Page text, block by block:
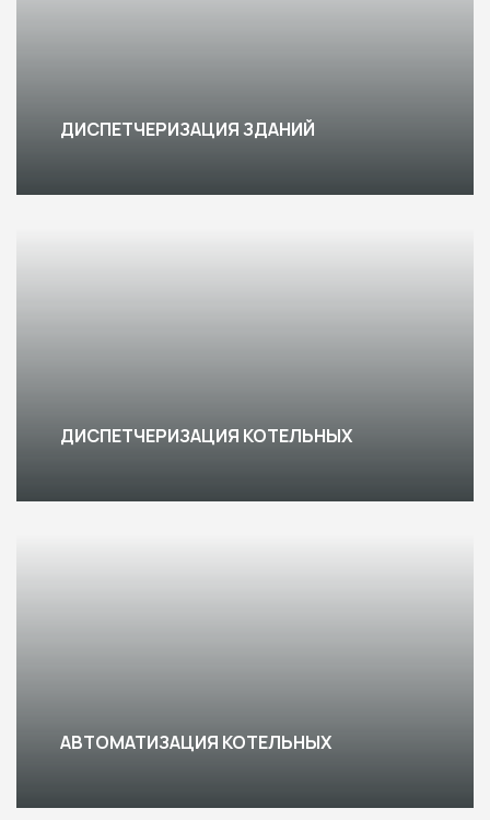
ДИСПЕТЧЕРИЗАЦИЯ ЗДАНИЙ
ДИСПЕТЧЕРИЗАЦИЯ КОТЕЛЬНЫХ
АВТОМАТИЗАЦИЯ КОТЕЛЬНЫХ